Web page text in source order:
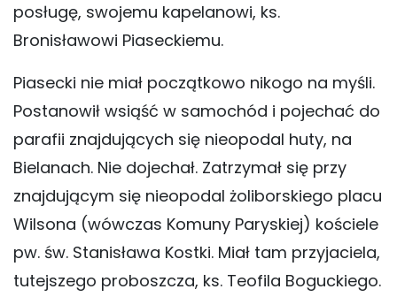
posługę, swojemu kapelanowi, ks.
Bronisławowi Piaseckiemu.
Piasecki nie miał początkowo nikogo na myśli.
Postanowił wsiąść w samochód i pojechać do
parafii znajdujących się nieopodal huty, na
Bielanach. Nie dojechał. Zatrzymał się przy
znajdującym się nieopodal żoliborskiego placu
Wilsona (wówczas Komuny Paryskiej) kościele
pw. św. Stanisława Kostki. Miał tam przyjaciela,
tutejszego proboszcza, ks. Teofila Boguckiego.